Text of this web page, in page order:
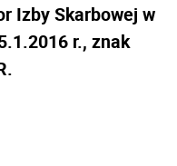
Izby Skarbowej w
r., znak